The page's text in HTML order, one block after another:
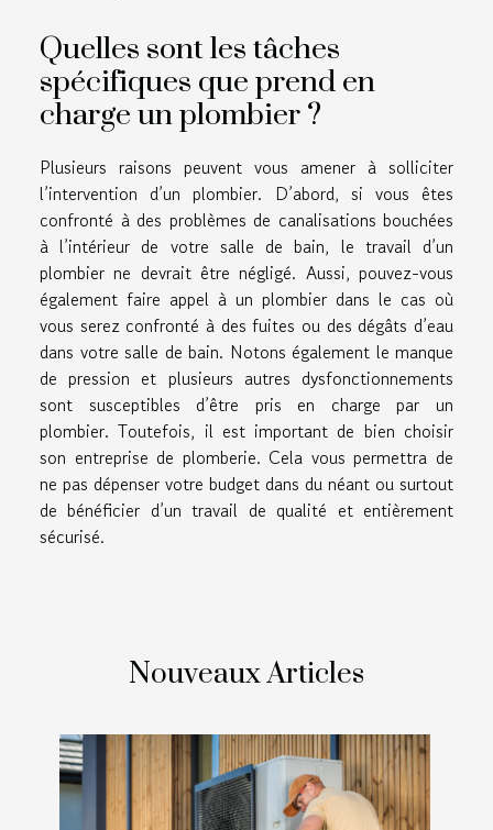
Quelles sont les tâches
spécifiques que prend en
charge un plombier ?
Plusieurs raisons peuvent vous amener à solliciter
l’intervention d’un plombier. D’abord, si vous êtes
confronté à des problèmes de canalisations bouchées
à l’intérieur de votre salle de bain, le travail d’un
plombier ne devrait être négligé. Aussi, pouvez-vous
également faire appel à un plombier dans le cas où
vous serez confronté à des fuites ou des dégâts d’eau
dans votre salle de bain. Notons également le manque
de pression et plusieurs autres dysfonctionnements
sont susceptibles d’être pris en charge par un
plombier. Toutefois, il est important de bien choisir
son entreprise de plomberie. Cela vous permettra de
ne pas dépenser votre budget dans du néant ou surtout
de bénéficier d’un travail de qualité et entièrement
sécurisé.
Nouveaux Articles